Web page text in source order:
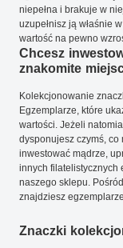
niepełna i brakuje w
uzupełnisz ją właśnie
wartość na pewno
Chcesz
znakomite
Kolekcjonowanie
Egzemplarze, które
wartości. Jeżeli
dysponujesz czymś,
inwestować mądrze,
innych filatelistycznych
naszego sklepu.
znajdziesz
Znaczki